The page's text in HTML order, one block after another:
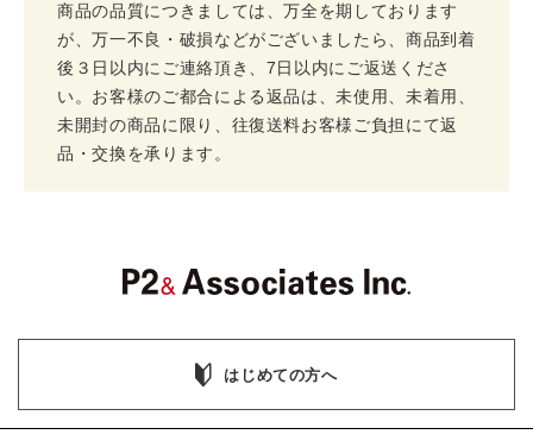
商品の品質につきましては、万全を期しております
が、万一不良・破損などがございましたら、商品到着
後３日以内にご連絡頂き、7日以内にご返送くださ
い。お客様のご都合による返品は、未使用、未着用、
未開封の商品に限り、往復送料お客様ご負担にて返
品・交換を承ります。
はじめての方へ